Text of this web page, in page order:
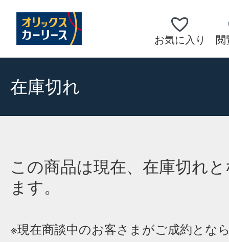
お気に入り 閲
在庫切れ
この商品は現在、在庫切れ
ます。
※現在商談中のお客さまがご成約とな